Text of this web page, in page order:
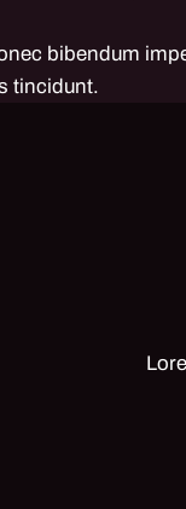
bibendum
tincidunt.